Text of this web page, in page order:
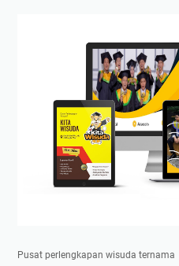
Pusat perlengkapan wisuda ternama